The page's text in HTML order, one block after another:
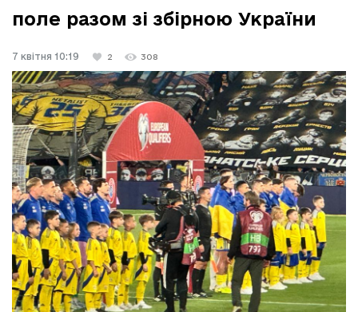
поле разом зі збірною України
7 квітня 10:19 2 308